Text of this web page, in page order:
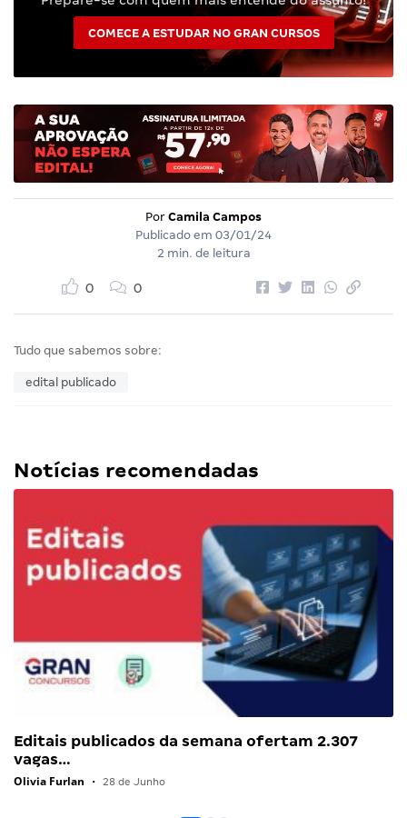
COMECE A ESTUDAR NO GRAN CURSOS
Por Camila Campos
Publicado em 03/01/24
2 min. de leitura
0 0
Tudo que sabemos sobre:
edital publicado
Notícias recomendadas
Editais publicados da semana ofertam 2.307
vagas…
Olivia Furlan • 28 de Junho